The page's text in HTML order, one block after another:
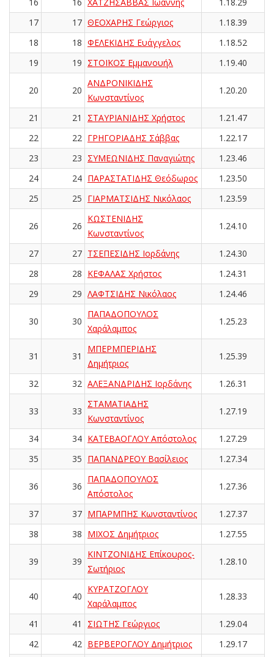
17
17 ΘΕΟΧΑΡΗΣ Γεώργιος
1.18.39
18
18 ΦΕΛΕΚΙΔΗΣ Ευάγγελος
1.18.52
19
19 ΣΤΟΪΚΟΣ Εμμανουήλ 1.19.40
20 20
ΑΝΔΡΟΝΙΚΙΔΗΣ
Κωνσταντίνος
1.20.20
21 21 ΣΤΑΥΡΙΑΝΙΔΗΣ Χρήστος
1.21.47
22
22 ΓΡΗΓΟΡΙΑΔΗΣ Σάββας
1.22.17
23
23 ΣΥΜΕΩΝΙΔΗΣ Παναγιώτης
1.23.46
24
24 ΠΑΡΑΣΤΑΤΙΔΗΣ Θεόδωρος
1.23.50
25
25 ΓΙΑΡΜΑΤΣΙΔΗΣ Νικόλαος 1.23.59
26 26
ΚΩΣΤΕΝΙΔΗΣ
Κωνσταντίνος
1.24.10
27 27 ΤΣΕΠΕΣΙΔΗΣ Ιορδάνης
1.24.30
28
28 ΚΕΦΑΛΑΣ Χρήστος
1.24.31
29
29 ΛΑΦΤΣΙΔΗΣ Νικόλαος 1.24.46
30 30
ΠΑΠΑΔΟΠΟΥΛΟΣ
Χαράλαμπος
1.25.23
31 31
ΜΠΕΡΜΠΕΡΙΔΗΣ
Δημήτριος
1.25.39
32 32 ΑΛΕΞΑΝΔΡΙΔΗΣ Ιορδάνης 1.26.31
33 33
ΣΤΑΜΑΤΙΑΔΗΣ
Κωνσταντίνος
1.27.19
34 34 ΚΑΤΕΒΑΟΓΛΟΥ Απόστολος
1.27.29
35
35 ΠΑΠΑΝΔΡΕΟΥ Βασίλειος 1.27.34
36 36
ΠΑΠΑΔΟΠΟΥΛΟΣ
Απόστολος
1.27.36
37 37 ΜΠΑΡΜΠΗΣ Κωνσταντίνος
1.27.37
38
38 ΜΙΧΟΣ Δημήτριος 1.27.55
39 39
ΚΙΝΤΖΟΝΙΔΗΣ Επίκουρος-
Σωτήριος
1.28.10
40 40
ΚΥΡΑΤΖΟΓΛΟΥ
Χαράλαμπος
1.28.33
41 41 ΣΙΩΤΗΣ Γεώργιος
1.29.04
42
42 ΒΕΡΒΕΡΟΓΛΟΥ Δημήτριος 1.29.17